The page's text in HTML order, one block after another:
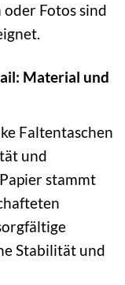
Fotos sind
Material und
Faltentaschen
und
stammt
Stabilität und